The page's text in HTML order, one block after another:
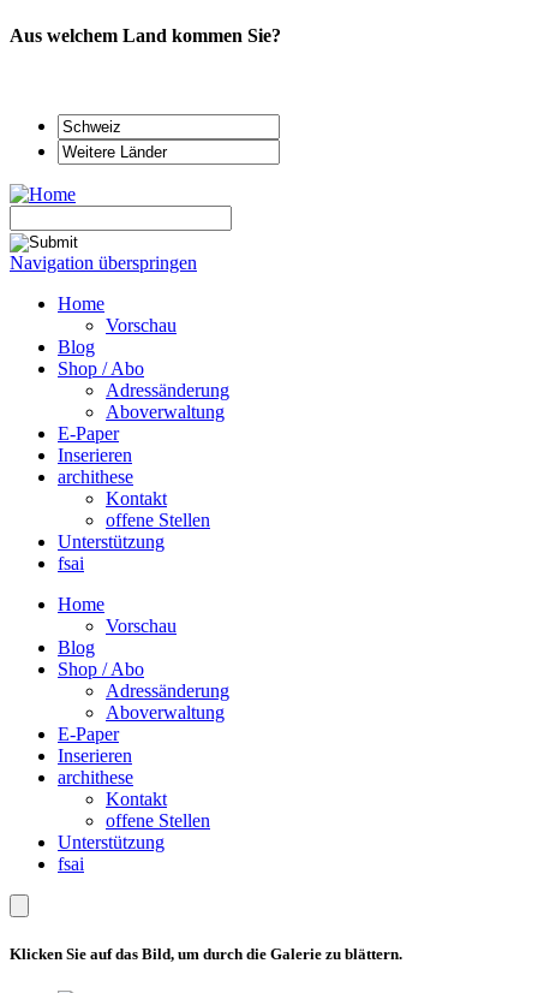
Aus welchem Land kommen Sie?
Navigation überspringen
Home
Vorschau
Blog
Shop / Abo
Adressänderung
Aboverwaltung
E-Paper
Inserieren
archithese
Kontakt
offene Stellen
Unterstützung
fsai
Home
Vorschau
Blog
Shop / Abo
Adressänderung
Aboverwaltung
E-Paper
Inserieren
archithese
Kontakt
offene Stellen
Unterstützung
fsai
Klicken Sie auf das Bild, um durch die Galerie zu blättern.